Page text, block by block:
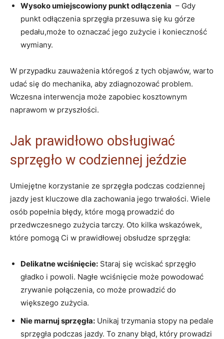
Wysoko umiejscowiony punkt odłączenia ⁢ – Gdy
punkt ⁣odłączenia sprzęgła ‍przesuwa się ku górze
pedału,może ‌to oznaczać‍ jego zużycie ​i konieczność⁣
wymiany.
W przypadku zauważenia któregoś z tych objawów, warto
​udać się do mechanika, aby zdiagnozować‍ problem.​
Wczesna interwencja ⁢może zapobiec ⁢kosztownym
naprawom w przyszłości.
Jak prawidłowo obsługiwać
sprzęgło w‍ codziennej jeździe
Umiejętne⁤ korzystanie ze sprzęgła podczas‌ codziennej​
jazdy⁢ jest kluczowe dla zachowania jego trwałości. Wiele
osób popełnia błędy, które mogą prowadzić do
przedwczesnego zużycia‍ tarczy. Oto kilka wskazówek,
które pomogą Ci w prawidłowej obsłudze sprzęgła:
Delikatne‌ wciśnięcie: Staraj ⁣się wciskać sprzęgło​
gładko i‌ powoli.⁢ Nagłe‍ wciśnięcie może powodować
zrywanie‌ połączenia, co może‍ prowadzić do‌
większego zużycia.
Nie‌ marnuj ​sprzęgła: Unikaj trzymania⁢ stopy⁢ na pedale
⁤sprzęgła ‌podczas jazdy. To znany błąd, który ‌prowadzi